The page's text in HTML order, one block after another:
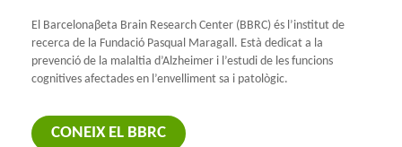
El Barcelonaβeta Brain Research Center (BBRC) és l’institut de
recerca de la Fundació Pasqual Maragall. Està dedicat a la
prevenció de la malaltia d’Alzheimer i l’estudi de les funcions
cognitives afectades en l’envelliment sa i patològic.
CONEIX EL BBRC